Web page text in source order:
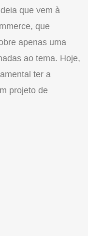
que vem à
que
apenas uma
ao tema. Hoje,
ter a
projeto de